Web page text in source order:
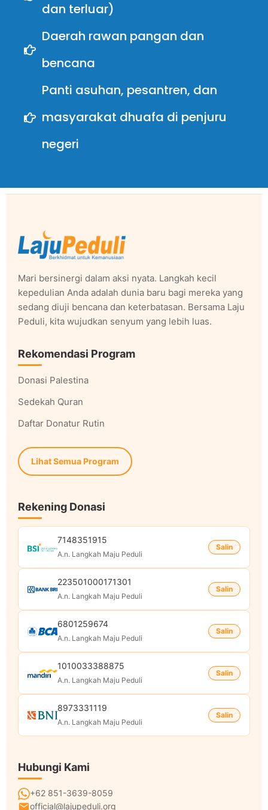
dan terluar)
Daerah rawan pangan dan
bencana
Panti asuhan, pesantren, dan
masyarakat dhuafa di penjuru
negeri
Mari bersinergi dalam aksi nyata. Langkah kecil
kepedulian Anda adalah dunia baru bagi mereka yang
sedang diuji bencana dan keterbatasan. Bersama Laju
Peduli, kita wujudkan senyum yang lebih luas.
Rekomendasi Program
Donasi Palestina
Sedekah Quran
Daftar Donatur Rutin
Lihat Semua Program
Rekening Donasi
7148351915
A.n. Langkah Maju Peduli
Salin
223501000171301
A.n. Langkah Maju Peduli
Salin
6801259674
A.n. Langkah Maju Peduli
Salin
1010033388875
A.n. Langkah Maju Peduli
Salin
8973331119
A.n. Langkah Maju Peduli
Salin
Hubungi Kami
+62 851-3639-8059
official@lajupeduli.org